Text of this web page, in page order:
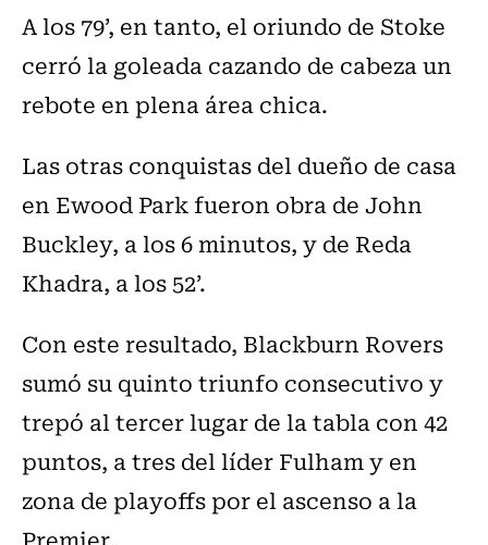
A los 79’, en tanto, el oriundo de Stoke
cerró la goleada cazando de cabeza un
rebote en plena área chica.
Las otras conquistas del dueño de casa
en Ewood Park fueron obra de John
Buckley, a los 6 minutos, y de Reda
Khadra, a los 52’.
Con este resultado, Blackburn Rovers
sumó su quinto triunfo consecutivo y
trepó al tercer lugar de la tabla con 42
puntos, a tres del líder Fulham y en
zona de playoffs por el ascenso a la